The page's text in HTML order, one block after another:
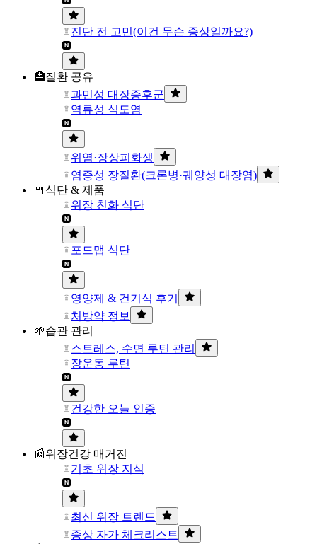
진단 전 고민(이건 무슨 증상일까요?)
🏥질환 공유
과민성 대장증후군
역류성 식도염
위염·장상피화생
염증성 장질환(크론병·궤양성 대장염)
🍴식단 & 제품
위장 친화 식단
포드맵 식단
영양제 & 건기식 후기
처방약 정보
🌱습관 관리
스트레스, 수면 루틴 관리
장운동 루틴
건강한 오늘 인증
📰위장건강 매거진
기초 위장 지식
최신 위장 트렌드
증상 자가 체크리스트